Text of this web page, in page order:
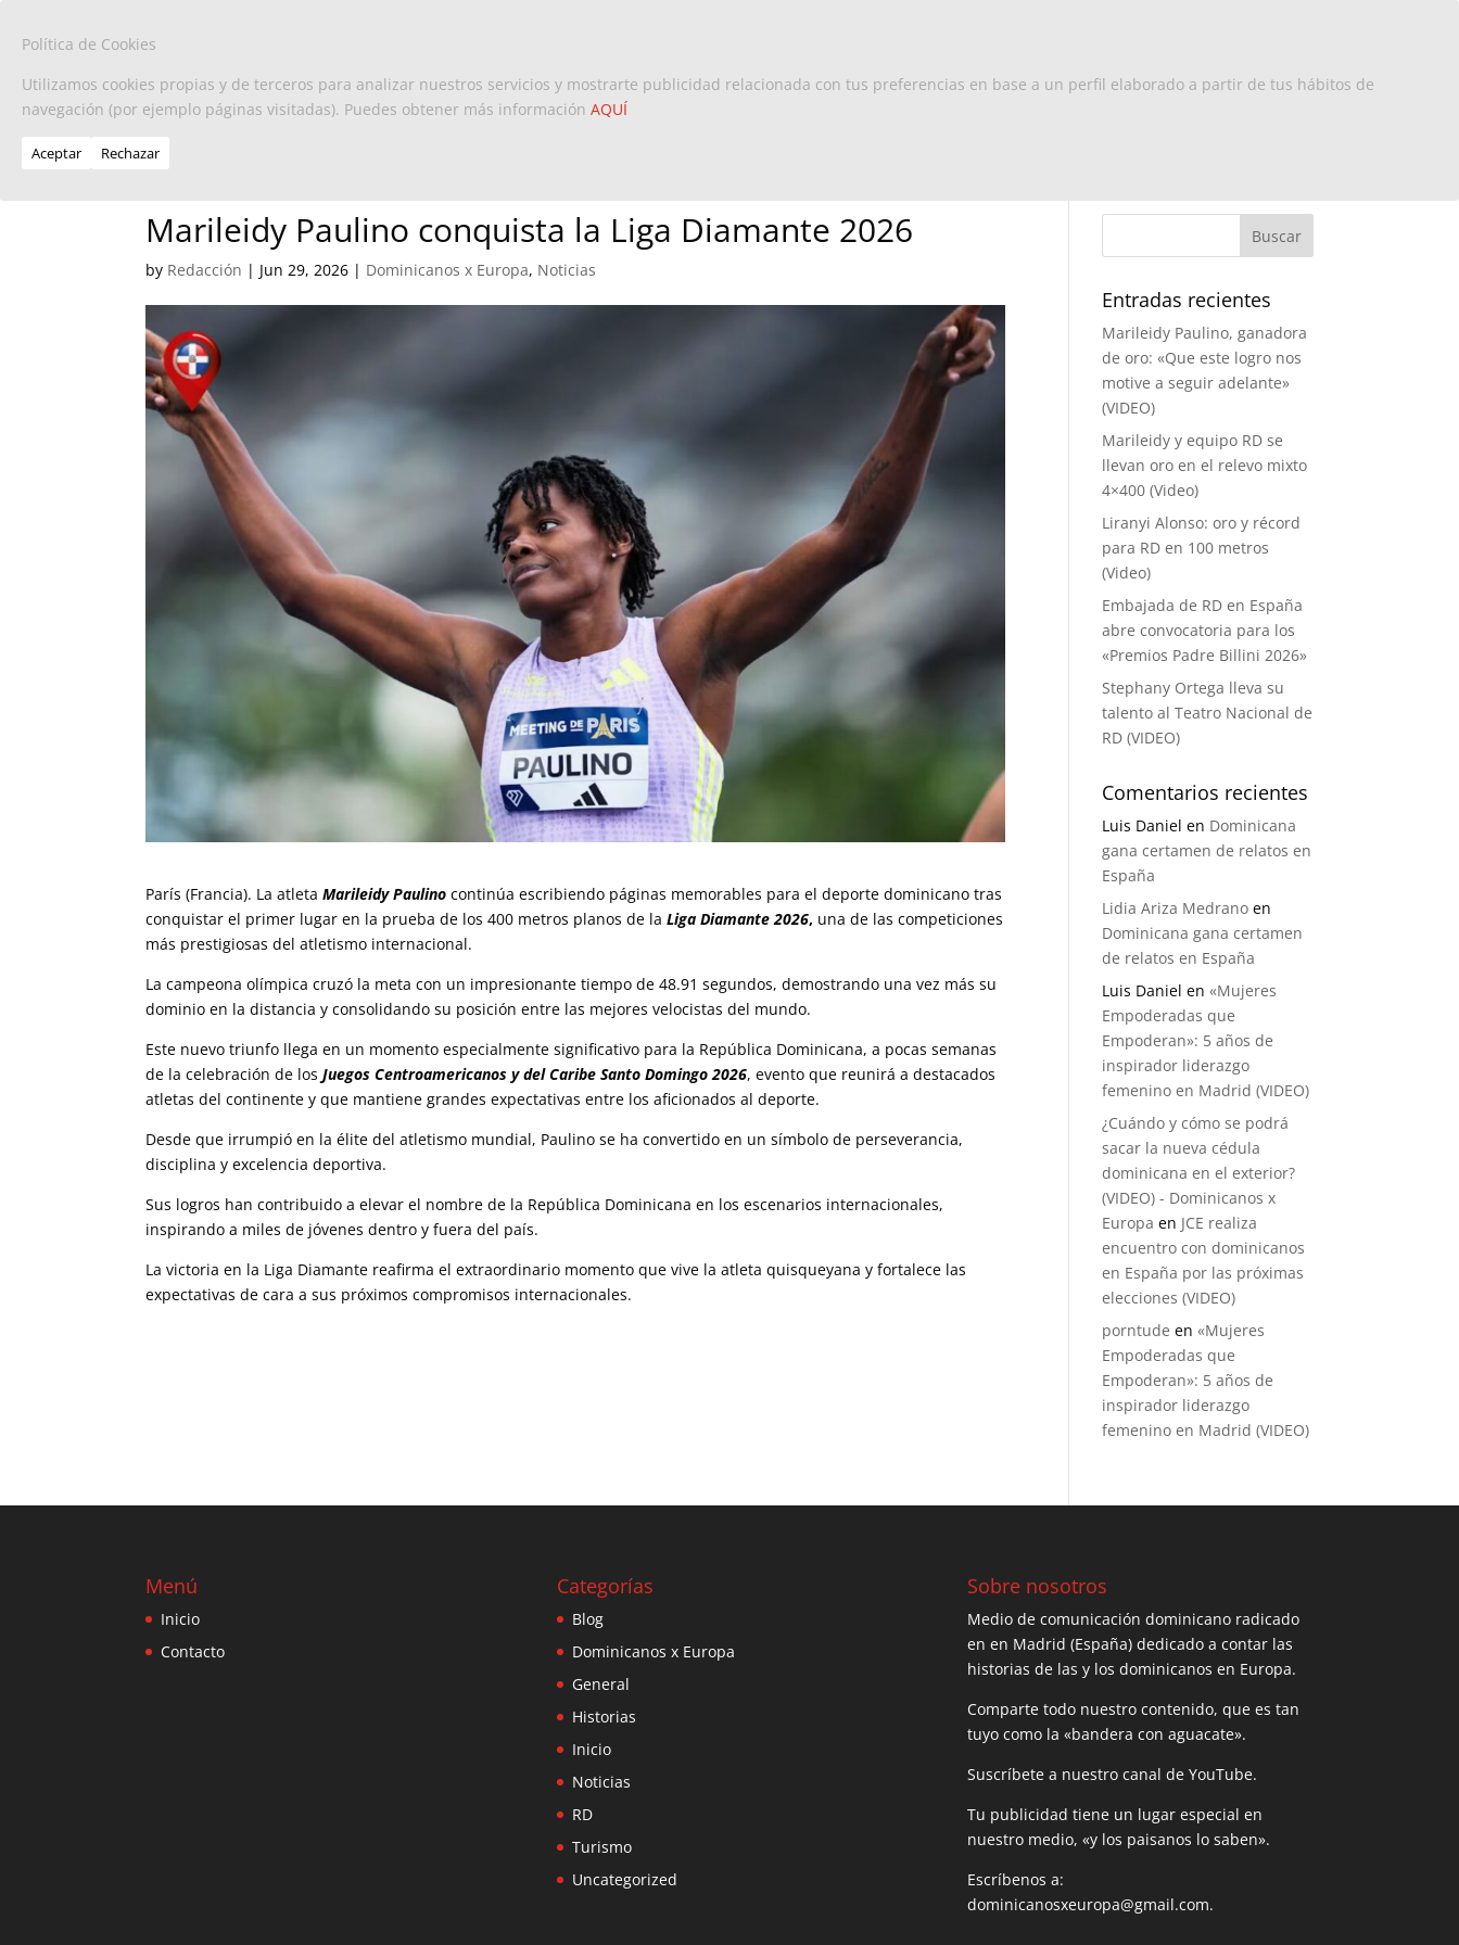
Inicio Europa Dominicanos x Europa Turismo Contacto
Marileidy Paulino conquista la Liga Diamante 2026
by Redacción | Jun 29, 2026 | Dominicanos x Europa, Noticias
París (Francia). La atletaMarileidy Paulino continúa escribiendo páginas memorables para el deporte dominicano tras
conquistar el primer lugar en la prueba de los 400 metros planos de laLiga Diamante 2026, una de las competiciones
más prestigiosas del atletismo internacional.
La campeona olímpica cruzó la meta con un impresionante tiempo de 48.91 segundos, demostrando una vez más su
dominio en la distancia y consolidando su posición entre las mejores velocistas del mundo.
Este nuevo triunfo llega en un momento especialmente significativo para la República Dominicana, a pocas semanas
de la celebración de losJuegos Centroamericanos y del Caribe Santo Domingo 2026, evento que reunirá a destacados
atletas del continente y que mantiene grandes expectativas entre los aficionados al deporte.
Desde que irrumpió en la élite del atletismo mundial, Paulino se ha convertido en un símbolo de perseverancia,
disciplina y excelencia deportiva.
Sus logros han contribuido a elevar el nombre de la República Dominicana en los escenarios internacionales,
inspirando a miles de jóvenes dentro y fuera del país.
La victoria en la Liga Diamante reafirma el extraordinario momento que vive la atleta quisqueyana y fortalece las
expectativas de cara a sus próximos compromisos internacionales.
Entradas recientes
Marileidy Paulino, ganadora
de oro: «Que este logro nos
motive a seguir adelante»
(VIDEO)
Marileidy y equipo RD se
llevan oro en el relevo mixto
4×400 (Video)
Liranyi Alonso: oro y récord
para RD en 100 metros
(Video)
Embajada de RD en España
abre convocatoria para los
«Premios Padre Billini 2026»
Stephany Ortega lleva su
talento al Teatro Nacional de
RD (VIDEO)
Comentarios recientes
Luis Daniel en Dominicana
gana certamen de relatos en
España
Lidia Ariza Medrano en
Dominicana gana certamen
de relatos en España
Luis Daniel en«Mujeres
Empoderadas que
Empoderan»: 5 años de
inspirador liderazgo
femenino en Madrid (VIDEO)
¿Cuándo y cómo se podrá
sacar la nueva cédula
dominicana en el exterior?
(VIDEO) - Dominicanos x
Europa en JCE realiza
encuentro con dominicanos
en España por las próximas
elecciones (VIDEO)
porntude en«Mujeres
Empoderadas que
Empoderan»: 5 años de
inspirador liderazgo
femenino en Madrid (VIDEO)
Menú
Inicio
Contacto
Categorías
Blog
Dominicanos x Europa
General
Historias
Inicio
Noticias
RD
Turismo
Uncategorized
Sobre nosotros
Medio de comunicación dominicano radicado
en en Madrid (España) dedicado a contar las
historias de las y los dominicanos en Europa.
Comparte todo nuestro contenido, que es tan
tuyo como la «bandera con aguacate».
Suscríbete a nuestro canal de YouTube.
Tu publicidad tiene un lugar especial en
nuestro medio, «y los paisanos lo saben».
Escríbenos a:
dominicanosxeuropa@gmail.com.
Política de Cookies
Utilizamos cookies propias y de terceros para analizar nuestros servicios y mostrarte publicidad relacionada con tus preferencias en base a un perfil elaborado a partir de tus hábitos de
navegación (por ejemplo páginas visitadas). Puedes obtener más información AQUÍ
Aceptar Rechazar